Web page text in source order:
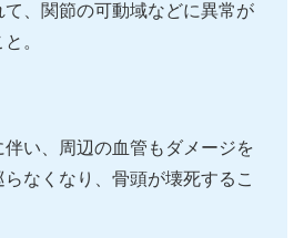
、関節の可動域などに異常が
。
い、周辺の血管もダメージを
なくなり、骨頭が壊死するこ